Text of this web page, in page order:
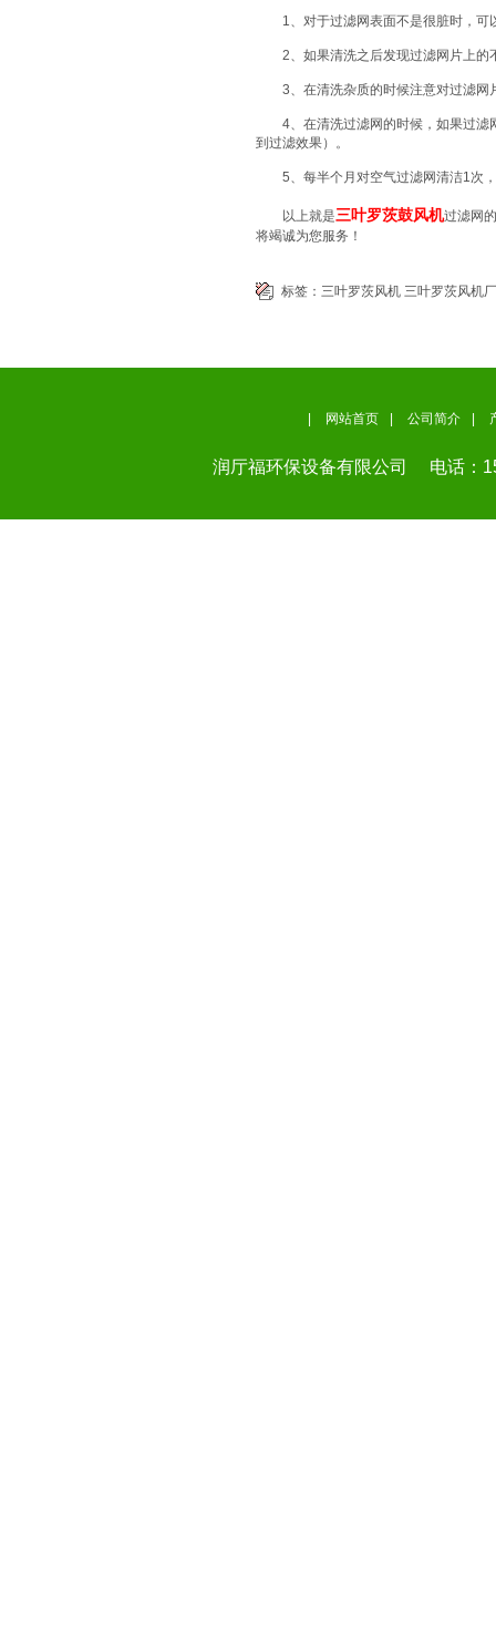
1、对于过滤网表面不是很脏时，可
2、如果清洗之后发现过滤网片上的
3、在清洗杂质的时候注意对过滤网
4、在清洗过滤网的时候，如果过滤
到过滤效果）。
5、每半个月对空气过滤网清洁1次，
以上就是三叶罗茨鼓风机过滤网
将竭诚为您服务！
标签： 三叶罗茨风机 三叶罗茨风机
网站首页 公司简介
润厅福环保设备有限公司 电话：